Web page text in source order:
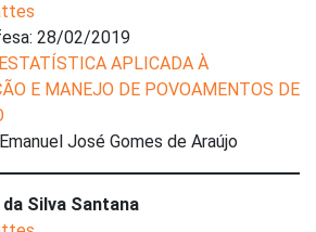
28/02/2019
APLICADA À
E MANEJO DE POVOAMENTOS DE
José Gomes de Araújo
Silva Santana